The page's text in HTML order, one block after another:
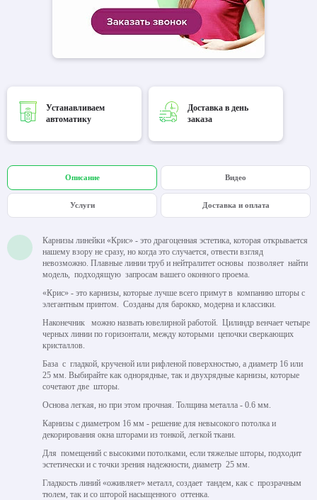
Устанавливаем
автоматику
Доставка в день
заказа
Описание Видео
Услуги Доставка и оплата
Карнизы линейки «Крис» - это драгоценная эстетика, которая открывается
нашему взору не сразу, но когда это случается, отвести взгляд
невозможно. Плавные линии труб и нейтралитет основы позволяет найти
модель, подходящую запросам вашего оконного проема.
«Крис» - это карнизы, которые лучше всего примут в компанию шторы с
элегантным принтом. Созданы для барокко, модерна и классики.
Наконечник можно назвать ювелирной работой. Цилиндр венчает четыре
черных линии по горизонтали, между которыми цепочки сверкающих
кристаллов.
База с гладкой, крученой или рифленой поверхностью, а диаметр 16 или
25 мм. Выбирайте как однорядные, так и двухрядные карнизы, которые
сочетают две шторы.
Основа легкая, но при этом прочная. Толщина металла - 0.6 мм.
Карнизы с диаметром 16 мм - решение для невысокого потолка и
декорирования окна шторами из тонкой, легкой ткани.
Для помещений с высокими потолками, если тяжелые шторы, подходит
эстетически и с точки зрения надежности, диаметр 25 мм.
Гладкость линий «оживляет» металл, создает тандем, как с прозрачным
тюлем, так и со шторой насыщенного оттенка.